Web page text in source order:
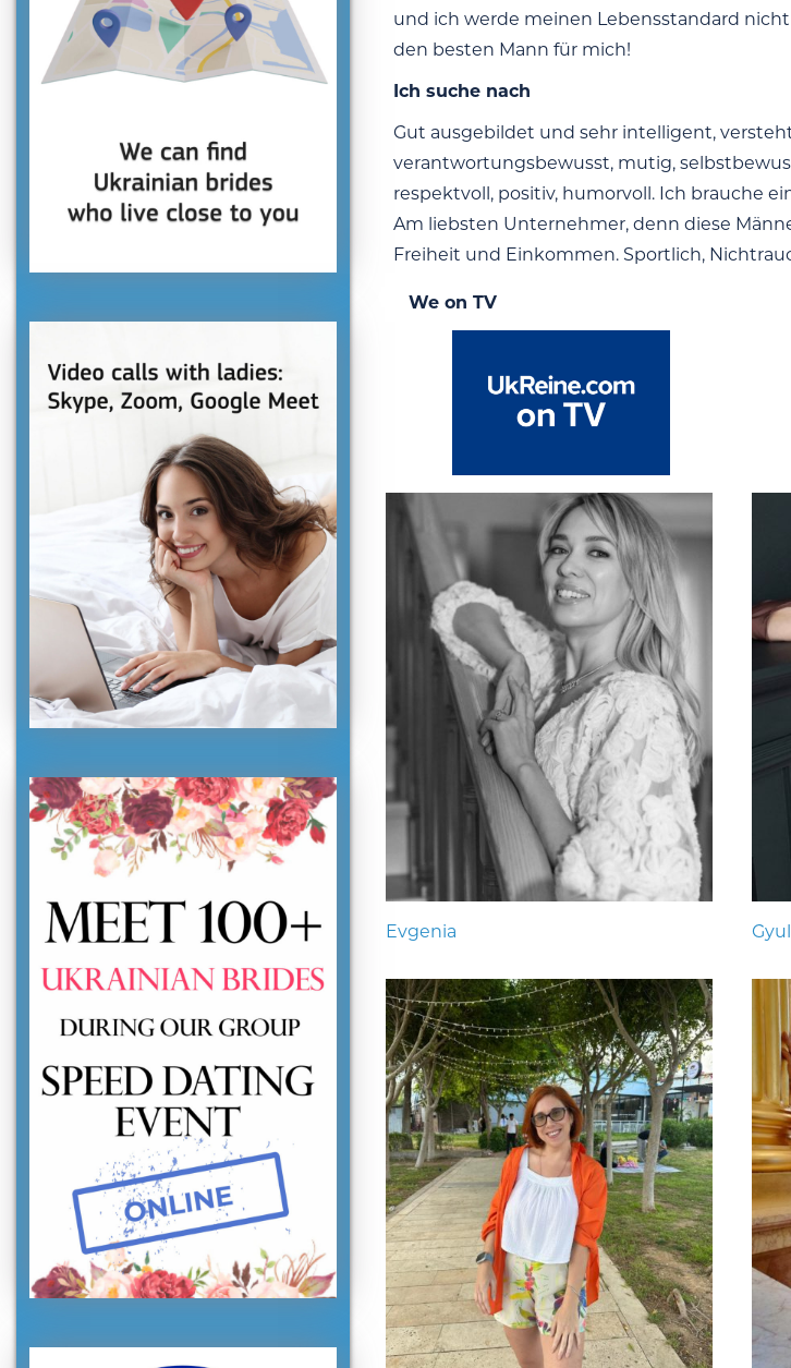
und ich werde meinen Lebensstandard
den besten Mann für mich!
Ich suche nach
Gut ausgebildet und sehr intelligent,
verantwortungsbewusst, mutig,
respektvoll, positiv, humorvoll. Ich brauche
Am liebsten Unternehmer, denn diese
Freiheit und Einkommen. Sportlich,
We on TV
Evgenia